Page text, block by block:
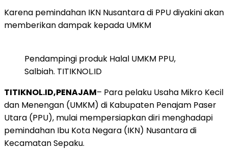
Karena pemindahan IKN Nusantara di PPU diyakini akan
memberikan dampak kepada UMKM
Pendampingi produk Halal UMKM PPU,
Salbiah. TITIKNOL.ID
TITIKNOL.ID,PENAJAM– Para pelaku Usaha Mikro Kecil
dan Menengan (UMKM) di Kabupaten Penajam Paser
Utara (PPU), mulai mempersiapkan diri menghadapi
pemindahan Ibu Kota Negara (IKN) Nusantara di
Kecamatan Sepaku.